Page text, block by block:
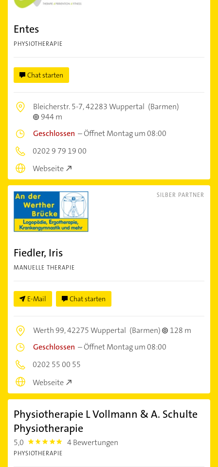
Entes
PHYSIOTHERAPIE
Chat starten
Bleicherstr. 5-7,42283 Wuppertal (Barmen)
944 m
Geschlossen –Öffnet Montag um 08:00
0202 9 79 19 00
Webseite
SILBER PARTNER
Fiedler, Iris
MANUELLE THERAPIE
E-Mail Chat starten
Werth 99,42275 Wuppertal (Barmen)
128 m
Geschlossen –Öffnet Montag um 08:00
0202 55 00 55
Webseite
Physiotherapie L Vollmann & A. Schulte
Physiotherapie
5,0 5.0 4 Bewertungen
PHYSIOTHERAPIE